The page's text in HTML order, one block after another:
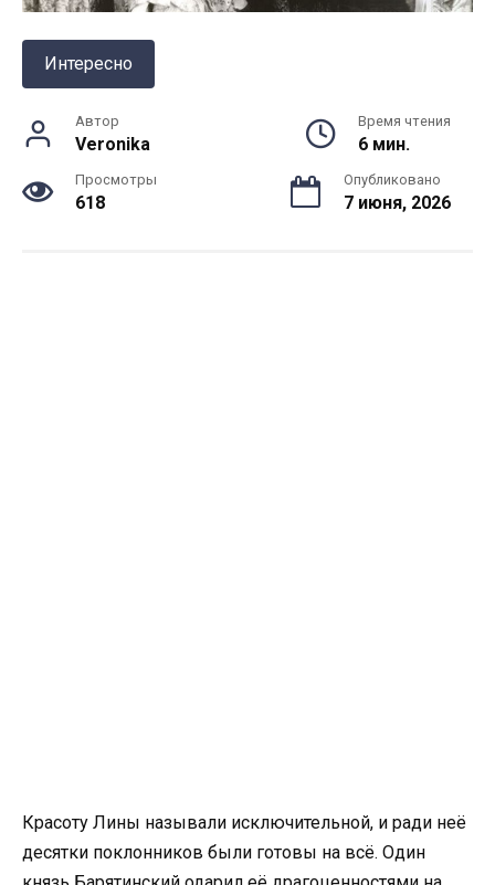
Интересно
Автор
Veronika
Время чтения
6 мин.
Просмотры
618
Опубликовано
7 июня, 2026
Красоту Лины называли исключительной, и ради неё
десятки поклонников были готовы на всё. Один